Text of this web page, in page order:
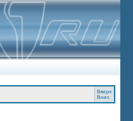
Вверх
Вниз